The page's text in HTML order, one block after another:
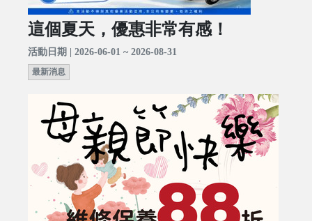
這個夏天，優惠非常有感！
活動日期 | 2026-06-01 ~ 2026-08-31
最新消息